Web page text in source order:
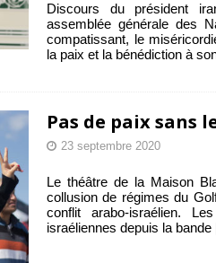
Discours du président
assemblée générale des
compatissant, le
la paix et la bénédiction à
Pas de paix sans
23 septembre 2020
Le théâtre de la Maison
collusion de régimes du
conflit arabo-israélien.
israéliennes depuis la bande